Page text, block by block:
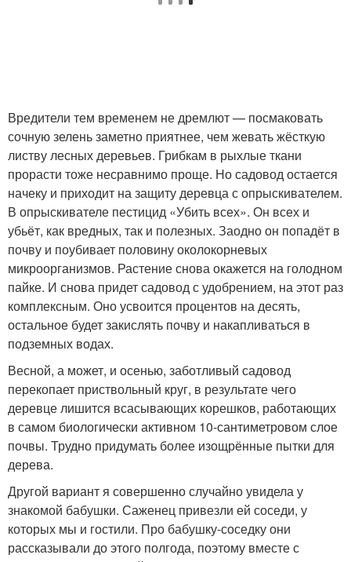
Вредители тем временем не дремлют — посмаковать
сочную зелень заметно приятнее, чем жевать жёсткую
листву лесных деревьев. Грибкам в рыхлые ткани
прорасти тоже несравнимо проще. Но садовод остается
начеку и приходит на защиту деревца с опрыскивателем.
В опрыскивателе пестицид «Убить всех». Он всех и
убьёт, как вредных, так и полезных. Заодно он попадёт в
почву и поубивает половину околокорневых
микроорганизмов. Растение снова окажется на голодном
пайке. И снова придет садовод с удобрением, на этот раз
комплексным. Оно усвоится процентов на десять,
остальное будет закислять почву и накапливаться в
подземных водах.
Весной, а может, и осенью, заботливый садовод
перекопает приствольный круг, в результате чего
деревце лишится всасывающих корешков, работающих
в самом биологически активном 10-сантиметровом слое
почвы. Трудно придумать более изощрённые пытки для
дерева.
Другой вариант я совершенно случайно увидела у
знакомой бабушки. Саженец привезли ей соседи, у
которых мы и гостили. Про бабушку-соседку они
рассказывали до этого полгода, поэтому вместе с